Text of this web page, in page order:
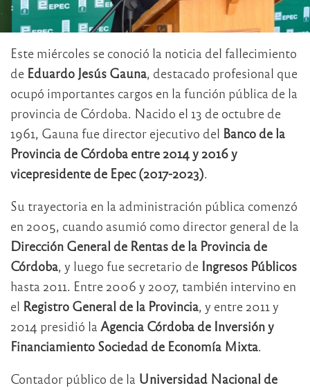
Este miércoles se conoció la noticia del fallecimiento
de Eduardo Jesús Gauna, destacado profesional que
ocupó importantes cargos en la función pública de la
provincia de Córdoba. Nacido el 13 de octubre de
1961, Gauna fue director ejecutivo del Banco de la
Provincia de Córdoba entre 2014 y 2016 y
vicepresidente de Epec (2017-2023).
Su trayectoria en la administración pública comenzó
en 2005, cuando asumió como director general de la
Dirección General de Rentas de la Provincia de
Córdoba, y luego fue secretario de Ingresos Públicos
hasta 2011. Entre 2006 y 2007, también intervino en
el Registro General de la Provincia, y entre 2011 y
2014 presidió la Agencia Córdoba de Inversión y
Financiamiento Sociedad de Economía Mixta.
Contador público de la Universidad Nacional de